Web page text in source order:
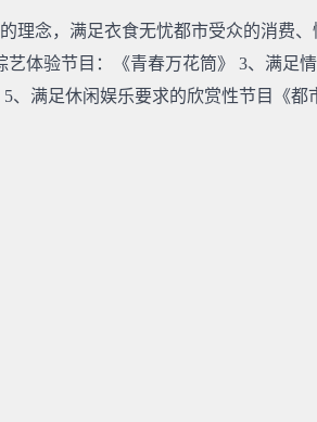
理念，满足衣食无忧都市受众的消费、
体验节目：《青春万花筒》 3、满足情
、满足休闲娱乐要求的欣赏性节目《都